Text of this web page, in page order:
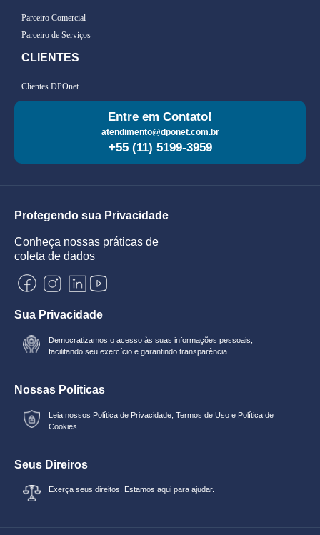
Parceiro Comercial
Parceiro de Serviços
CLIENTES
Clientes DPOnet
Entre em Contato!
atendimento@dponet.com.br
+55 (11) 5199-3959
Protegendo sua Privacidade
Conheça nossas práticas de
coleta de dados
Sua Privacidade
Democratizamos o acesso às suas informações pessoais,
facilitando seu exercício e garantindo transparência.
Nossas Politicas
Leia nossos Política de Privacidade ,Termos de Uso e Política de
Cookies.
Seus Direiros
Exerça seus direitos. Estamos aqui para ajudar.